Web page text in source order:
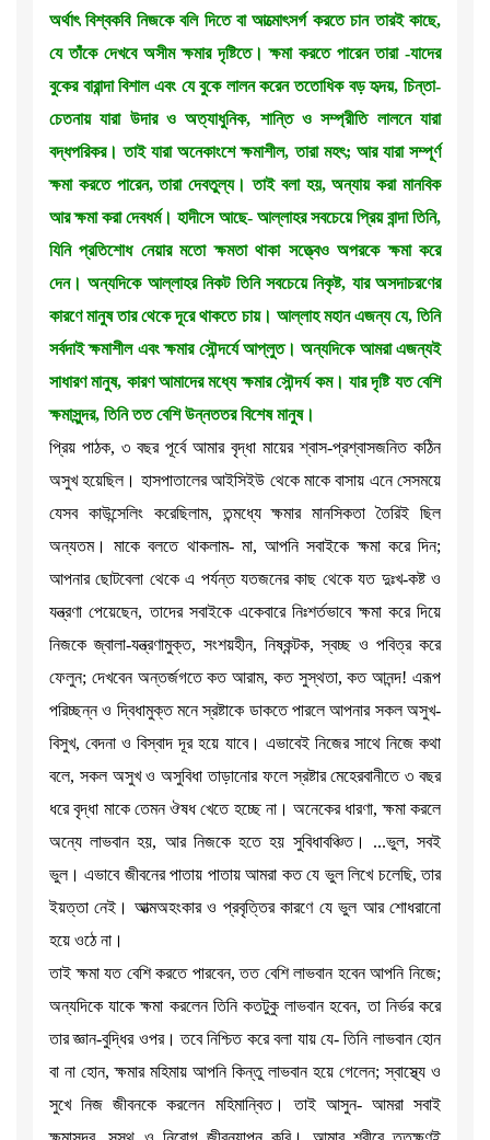
অর্থাৎ বিশ্বকবি নিজকে বলি দিতে বা আত্মোৎসর্গ করতে চান তারই কাছে,
যে তাঁকে দেখবে অসীম ক্ষমার দৃষ্টিতে। ক্ষমা করতে পারেন তারা -যাদের
বুকের বারান্দা বিশাল এবং যে বুকে লালন করেন ততোধিক বড় হৃদয়, চিন্তা-
চেতনায় যারা উদার ও অত্যাধুনিক, শান্তি ও সম্প্রীতি লালনে যারা
বদ্ধপরিকর। তাই যারা অনেকাংশে ক্ষমাশীল, তারা মহৎ; আর যারা সম্পূর্ণ
ক্ষমা করতে পারেন, তারা দেবতুল্য। তাই বলা হয়, অন্যায় করা মানবিক
আর ক্ষমা করা দেবধর্ম। হাদীসে আছে- আল্লাহর সবচেয়ে প্রিয় বান্দা তিনি,
যিনি প্রতিশোধ নেয়ার মতো ক্ষমতা থাকা সত্ত্বেও অপরকে ক্ষমা করে
দেন। অন্যদিকে আল্লাহর নিকট তিনি সবচেয়ে নিকৃষ্ট, যার অসদাচরণের
কারণে মানুষ তার থেকে দূরে থাকতে চায়। আল্লাহ মহান এজন্য যে, তিনি
সর্বদাই ক্ষমাশীল এবং ক্ষমার সৌন্দর্যে আপ্লুত। অন্যদিকে আমরা এজন্যই
সাধারণ মানুষ, কারণ আমাদের মধ্যে ক্ষমার সৌন্দর্য কম। যার দৃষ্টি যত বেশি
ক্ষমাসুন্দর, তিনি তত বেশি উন্নততর বিশেষ মানুষ।
প্রিয় পাঠক, ৩ বছর পূর্বে আমার বৃদ্ধা মায়ের শ্বাস-প্রশ্বাসজনিত কঠিন
অসুখ হয়েছিল। হাসপাতালের আইসিইউ থেকে মাকে বাসায় এনে সেসময়ে
যেসব কাউন্সেলিং করেছিলাম, তন্মধ্যে ক্ষমার মানসিকতা তৈরিই ছিল
অন্যতম। মাকে বলতে থাকলাম- মা, আপনি সবাইকে ক্ষমা করে দিন;
আপনার ছোটবেলা থেকে এ পর্যন্ত যতজনের কাছ থেকে যত দুঃখ-কষ্ট ও
যন্ত্রণা পেয়েছেন, তাদের সবাইকে একেবারে নিঃশর্তভাবে ক্ষমা করে দিয়ে
নিজকে জ্বালা-যন্ত্রণামুক্ত, সংশয়হীন, নিষ্কন্টক, স্বচ্ছ ও পবিত্র করে
ফেলুন; দেখবেন অন্তর্জগতে কত আরাম, কত সুস্থতা, কত আনন্দ! এরূপ
পরিচ্ছন্ন ও দ্বিধামুক্ত মনে স্রষ্টাকে ডাকতে পারলে আপনার সকল অসুখ-
বিসুখ, বেদনা ও বিস্বাদ দূর হয়ে যাবে। এভাবেই নিজের সাথে নিজে কথা
বলে, সকল অসুখ ও অসুবিধা তাড়ানোর ফলে স্রষ্টার মেহেরবানীতে ৩ বছর
ধরে বৃদ্ধা মাকে তেমন ঔষধ খেতে হচ্ছে না। অনেকের ধারণা, ক্ষমা করলে
অন্যে লাভবান হয়, আর নিজকে হতে হয় সুবিধাবঞ্চিত। ...ভুল, সবই
ভুল। এভাবে জীবনের পাতায় পাতায় আমরা কত যে ভুল লিখে চলেছি, তার
ইয়ত্তা নেই। আত্মঅহংকার ও প্রবৃত্তির কারণে যে ভুল আর শোধরানো
হয়ে ওঠে না।
তাই ক্ষমা যত বেশি করতে পারবেন, তত বেশি লাভবান হবেন আপনি নিজে;
অন্যদিকে যাকে ক্ষমা করলেন তিনি কতটুকু লাভবান হবেন, তা নির্ভর করে
তার জ্ঞান-বুদ্ধির ওপর। তবে নিশ্চিত করে বলা যায় যে- তিনি লাভবান হোন
বা না হোন, ক্ষমার মহিমায় আপনি কিন্তু লাভবান হয়ে গেলেন; স্বাস্থ্যে ও
সুখে নিজ জীবনকে করলেন মহিমান্বিত। তাই আসুন- আমরা সবাই